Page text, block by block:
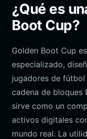
¿Qué es
Boot Cup?
Golden Boot Cup
especializado,
jugadores de
cadena de bloques
sirve como un
activos digitales
mundo real. La